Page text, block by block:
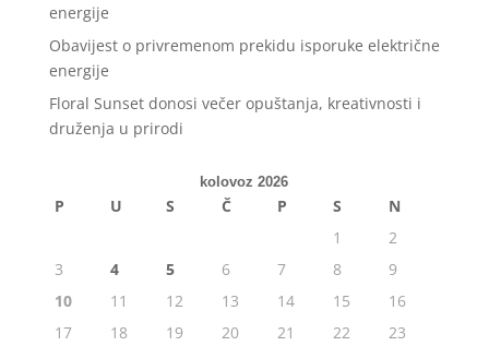
energije
Obavijest o privremenom prekidu isporuke električne
energije
Floral Sunset donosi večer opuštanja, kreativnosti i
druženja u prirodi
kolovoz 2026
P U S Č P S
N
1
2
3
4 5 6 7 8
9
10
11 12 13 14 15
16
17
18 19 20 21 22
23